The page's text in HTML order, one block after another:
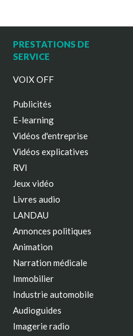
PRESTATIONS DE
SERVICE
VOIX OFF
Publicités
E-learning
Vidéos d'entreprise
Vidéos explicatives
RVI
Jeux vidéo
Livres audio
LANDAU
Annonces politiques
Animation
Narration médicale
Immobilier
Industrie automobile
Audioguides
Imagerie radio